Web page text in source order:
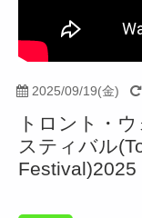
2025/09/19(金)
トロント・
スティバル
Festival)2025